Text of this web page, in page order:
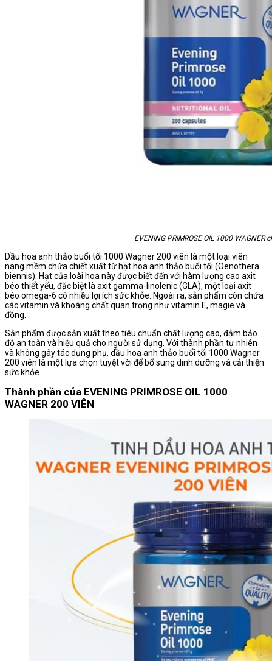
EVENING PRIMROSE OIL 1000 WAGNER
Dầu hoa anh thảo buổi tối 1000 Wagner 200 viên là một loại viên
nang mềm chứa chiết xuất từ hạt hoa anh thảo buổi tối (Oenothera
biennis). Hạt của loài hoa này được biết đến với hàm lượng cao axit
béo thiết yếu, đặc biệt là axit gamma-linolenic (GLA), một loại axit
béo omega-6 có nhiều lợi ích sức khỏe. Ngoài ra, sản phẩm còn chứa
các vitamin và khoáng chất quan trọng như vitamin E, magie và
đồng.
Sản phẩm được sản xuất theo tiêu chuẩn chất lượng cao, đảm bảo
độ an toàn và hiệu quả cho người sử dụng. Với thành phần tự nhiên
và không gây tác dụng phụ, dầu hoa anh thảo buổi tối 1000 Wagner
200 viên là một lựa chọn tuyệt vời để bổ sung dinh dưỡng và cải thiện
sức khỏe.
Thành phần của EVENING PRIMROSE OIL 1000
WAGNER 200 VIÊN